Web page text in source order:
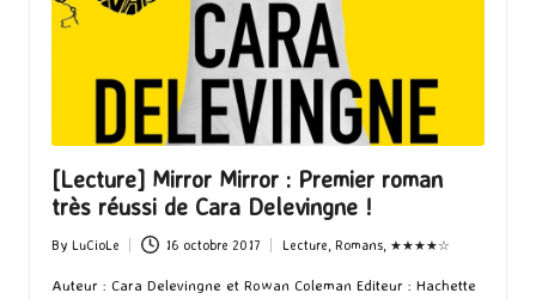
[Lecture] Mirror Mirror : Premier roman
très réussi de Cara Delevingne !
Posted
by
By LuCioLe 16 octobre 2017
Posted
Lecture, Romans, ★★★★☆
Auteur : Cara Delevingne et Rowan Coleman Editeur : Hachette